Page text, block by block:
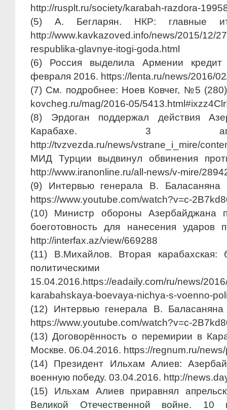
http://rusplt.ru/society/karabah-razdora-
(5) А. Бегларян. НКР: главные
http://www.kavkazoved.info/news/2015/12/
respublika-glavnye-itogi-goda.html
(6) Россия выделила Армении
февраля 2016. https://lenta.ru/news/2016/
(7) См. подробнее: Ноев Ковчег, №5
kovcheg.ru/mag/2016-05/
(8) Эрдоган поддержал действия
Карабахе. 3
http://tvzvezda.ru/news/vstrane_i_mire/
МИД Турции выдвинул обвинения
http://www.iranonline.ru/all-news/v-mire/
(9) Интервью генерала В.
https://www.youtube.com/watch?v=c-
(10) Министр обороны Азербайджана
боеготовность для нанесения ударов
http://interfax.az/view/669288
(11) В.Михайлов. Вторая карабахская:
политическими
15.04.2016.https://eadaily.com/ru/news/
karabahskaya-boevaya-nichya-s-voenno-
(12) Интервью генерала В.
https://www.youtube.com/watch?v=c-
(13) Договорённость о перемирии в
Москве. 06.04.2016. https://regnum.ru/
(14) Президент Ильхам Алиев:
военную победу. 03.04.2016. http://
(15) Ильхам Алиев приравнял
Великой Отечественной войне.